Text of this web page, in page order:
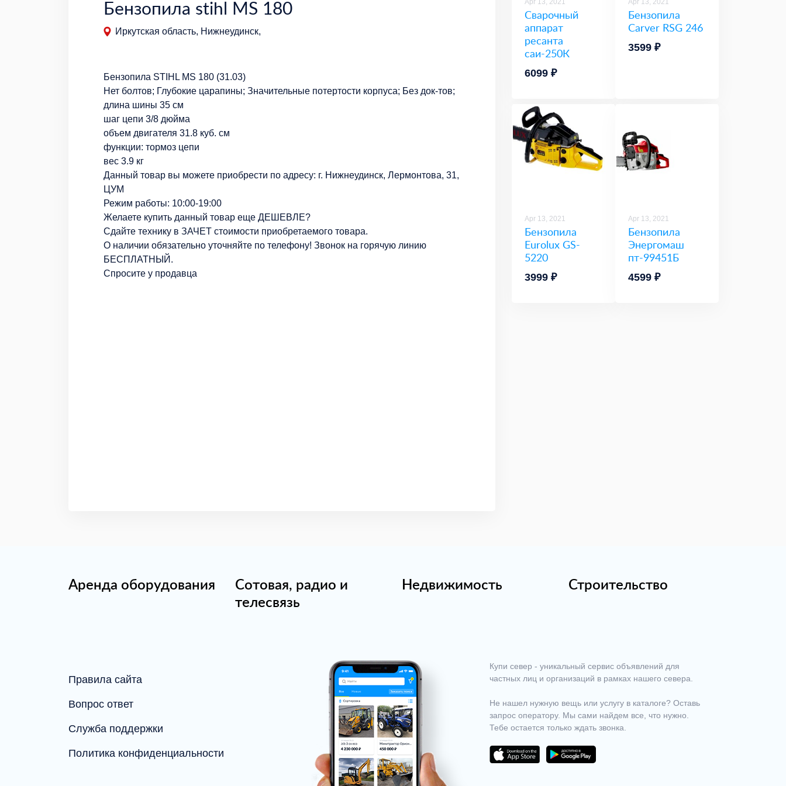
Бензопила stihl MS 180
Иркутская область, Нижнеудинск,
Бензопила STIHL MS 180 (31.03)
Нет болтов; Глубокие царапины; Значительные потертости корпуса; Без док-тов;
длина шины 35 см
шаг цепи 3/8 дюйма
объем двигателя 31.8 куб. см
функции: тормоз цепи
вес 3.9 кг
Данный товар вы можете приобрести по адресу: г. Нижнеудинск, Лермонтова, 31,
ЦУМ
Режим работы: 10:00-19:00
Желаете купить данный товар еще ДЕШЕВЛЕ?
Сдайте технику в ЗАЧЕТ стоимости приобретаемого товара.
О наличии обязательно уточняйте по телефону! Звонок на горячую линию
БЕСПЛАТНЫЙ.
Спросите у продавца
Apr 13, 2021
Сварочный
аппарат
ресанта
саи-250К
6099 ₽
Apr 13, 2021
Бензопила
Carver RSG 246
3599 ₽
Apr 13, 2021
Бензопила
Eurolux GS-
5220
3999 ₽
Apr 13, 2021
Бензопила
Энергомаш
пт-99451Б
4599 ₽
Аренда оборудования
Сотовая, радио и
телесвязь
Недвижимость Строительство
Правила сайта
Вопрос ответ
Служба поддержки
Политика конфиденциальности
Купи север - уникальный сервис объявлений для
частных лиц и организаций в рамках нашего севера.
Не нашел нужную вещь или услугу в каталоге? Оставь
запрос оператору. Мы сами найдем все, что нужно.
Тебе остается только ждать звонка.